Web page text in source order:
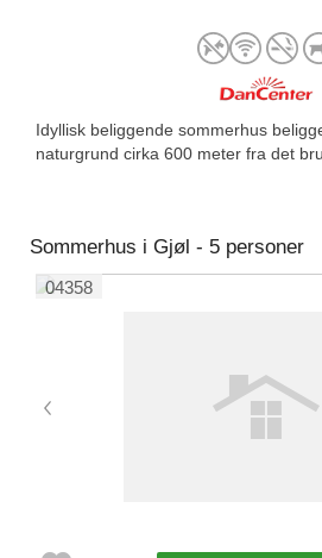
Idyllisk beliggende sommerhus
naturgrund cirka 600 meter fra det
Sommerhus i Gjøl - 5 personer
04358